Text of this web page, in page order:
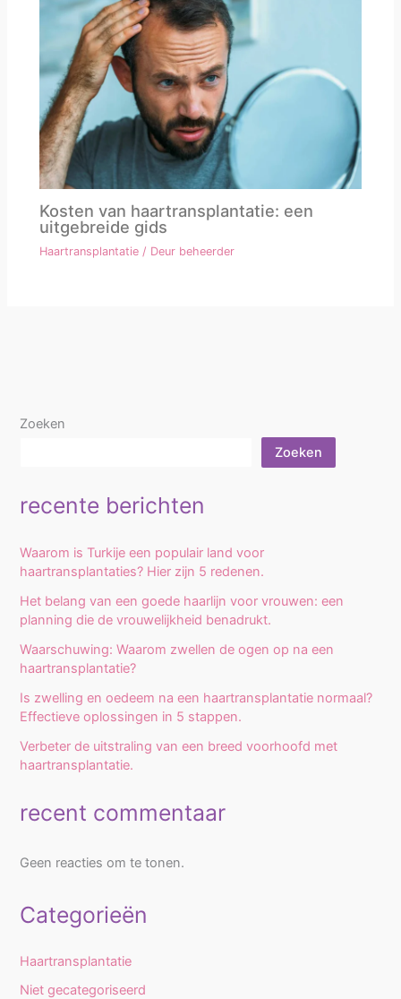
Kosten van haartransplantatie: een
uitgebreide gids
Haartransplantatie / Deur beheerder
Zoeken
Zoeken
recente berichten
Waarom is Turkije een populair land voor
haartransplantaties? Hier zijn 5 redenen.
Het belang van een goede haarlijn voor vrouwen: een
planning die de vrouwelijkheid benadrukt.
Waarschuwing: Waarom zwellen de ogen op na een
haartransplantatie?
Is zwelling en oedeem na een haartransplantatie normaal?
Effectieve oplossingen in 5 stappen.
Verbeter de uitstraling van een breed voorhoofd met
haartransplantatie.
recent commentaar
Geen reacties om te tonen.
Categorieën
Haartransplantatie
Niet gecategoriseerd